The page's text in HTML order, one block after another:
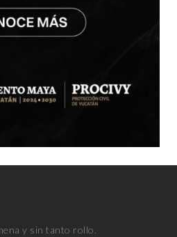
y sin tanto rollo.